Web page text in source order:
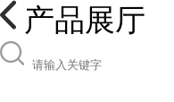
产品展厅